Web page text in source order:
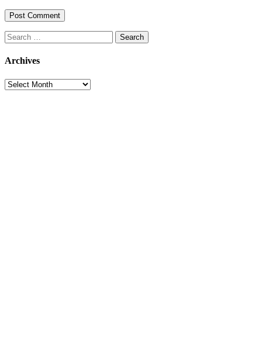
Search
for:
Archives
Archives